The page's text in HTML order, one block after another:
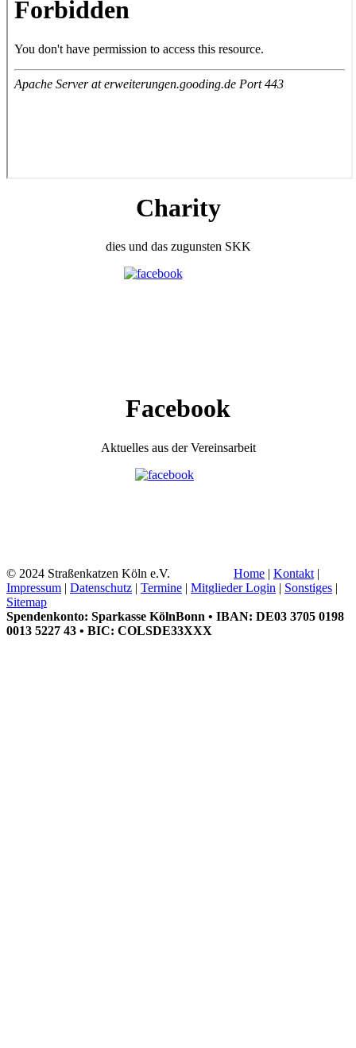
Charity
dies und das zugunsten SKK
Facebook
Aktuelles aus der Vereinsarbeit
© 2024 Straßenkatzen Köln e.V. Home | Kontakt |
Impressum | Datenschutz | Termine | Mitglieder Login | Sonstiges |
Sitemap
Spendenkonto: Sparkasse KölnBonn • IBAN: DE03 3705 0198
0013 5227 43 • BIC: COLSDE33XXX